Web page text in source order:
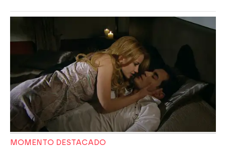
MOMENTO DESTACADO